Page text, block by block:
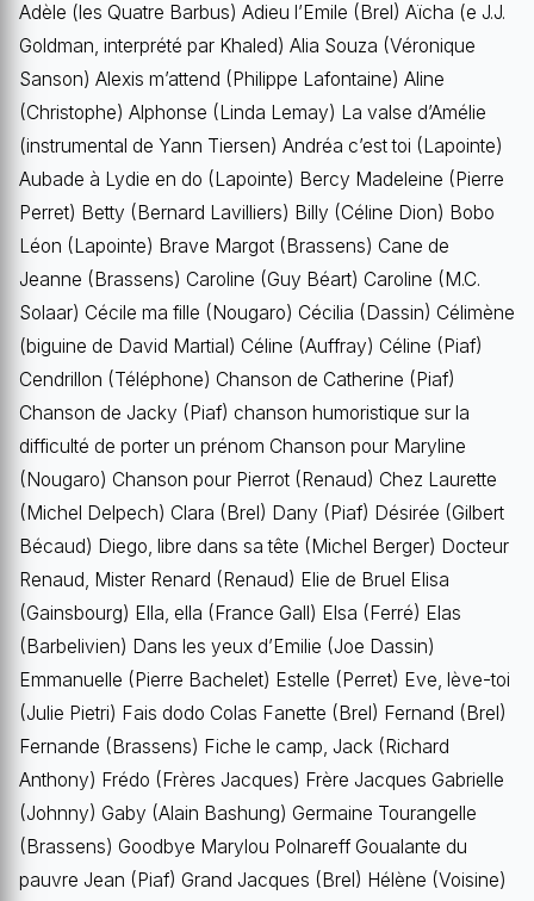
Adèle (les Quatre Barbus) Adieu l’Emile (Brel) Aïcha (e J.J.
Goldman, interprété par Khaled) Alia Souza (Véronique
Sanson) Alexis m’attend (Philippe Lafontaine) Aline
(Christophe) Alphonse (Linda Lemay) La valse d’Amélie
(instrumental de Yann Tiersen) Andréa c’est toi (Lapointe)
Aubade à Lydie en do (Lapointe) Bercy Madeleine (Pierre
Perret) Betty (Bernard Lavilliers) Billy (Céline Dion) Bobo
Léon (Lapointe) Brave Margot (Brassens) Cane de
Jeanne (Brassens) Caroline (Guy Béart) Caroline (M.C.
Solaar) Cécile ma fille (Nougaro) Cécilia (Dassin) Célimène
(biguine de David Martial) Céline (Auffray) Céline (Piaf)
Cendrillon (Téléphone) Chanson de Catherine (Piaf)
Chanson de Jacky (Piaf) chanson humoristique sur la
difficulté de porter un prénom Chanson pour Maryline
(Nougaro) Chanson pour Pierrot (Renaud) Chez Laurette
(Michel Delpech) Clara (Brel) Dany (Piaf) Désirée (Gilbert
Bécaud) Diego, libre dans sa tête (Michel Berger) Docteur
Renaud, Mister Renard (Renaud) Elie de Bruel Elisa
(Gainsbourg) Ella, ella (France Gall) Elsa (Ferré) Elas
(Barbelivien) Dans les yeux d’Emilie (Joe Dassin)
Emmanuelle (Pierre Bachelet) Estelle (Perret) Eve, lève-toi
(Julie Pietri) Fais dodo Colas Fanette (Brel) Fernand (Brel)
Fernande (Brassens) Fiche le camp, Jack (Richard
Anthony) Frédo (Frères Jacques) Frère Jacques Gabrielle
(Johnny) Gaby (Alain Bashung) Germaine Tourangelle
(Brassens) Goodbye Marylou Polnareff Goualante du
pauvre Jean (Piaf) Grand Jacques (Brel) Hélène (Voisine)